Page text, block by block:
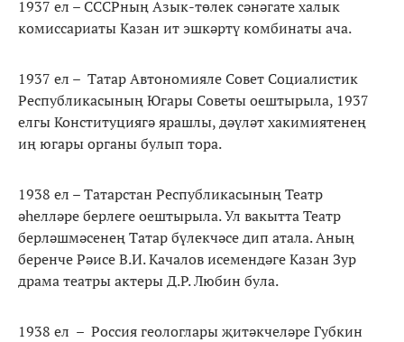
1937 ел – СССРның Азык-төлек сәнәгате халык
комиссариаты Казан ит эшкәртү комбинаты ача.
1937 ел – Татар Автономияле Совет Социалистик
Республикасының Югары Советы оештырыла, 1937
елгы Конституциягә ярашлы, дәүләт хакимиятенең
иң югары органы булып тора.
1938 ел – Татарстан Республикасының Театр
әһелләре берлеге оештырыла. Ул вакытта Театр
берләшмәсенең Татар бүлекчәсе дип атала. Аның
беренче Рәисе В.И. Качалов исемендәге Казан Зур
драма театры актеры Д.Р. Любин була.
1938 ел – Россия геологлары җитәкчеләре Губкин